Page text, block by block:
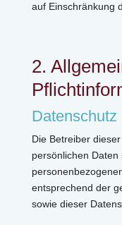
auf Einschränkung
2.
Datenschutz
Die Betreiber
persönlichen
entsprechend der
sowie dieser